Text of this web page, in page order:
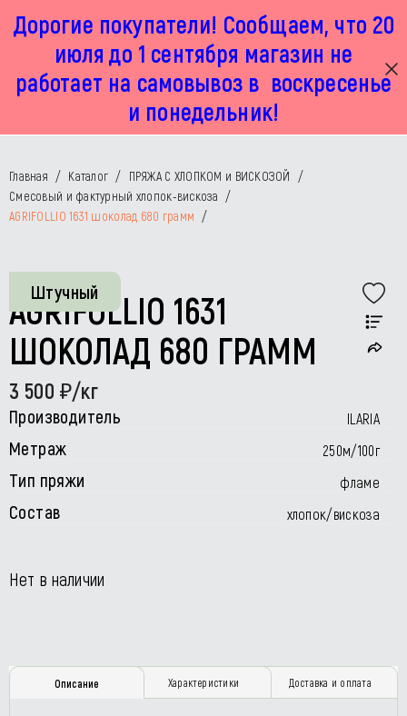
Дорогие покупатели! Сообщаем, что 20
июля до 1 сентября магазин не
работает на самовывоз в воскресенье
и понедельник!
г. Москва, Маленковская 32 стр 2А
пн-пт с 11:00 до 19:00, сб с 11:00 до 17:00
+7 925 449 67 92
Главная / Каталог / ПРЯЖА С ХЛОПКОМ и ВИСКОЗОЙ
/
Смесовый и фактурный хлопок-вискоза /
AGRIFOLLIO 1631 шоколад 680 грамм /
Штучный
AGRIFOLLIO 1631
ШОКОЛАД 680 ГРАММ
3 500 /кг
Производитель ILARIA
Метраж 250м/100г
Тип пряжи фламе
Состав хлопок/вискоза
Нет в наличии
Описание Характеристики Доставка и оплата